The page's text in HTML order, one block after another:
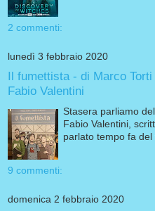
2 commenti:
lunedì 3 febbraio 2020
Il fumettista - di Marco Torti
Fabio Valentini
Stasera parliamo
Fabio Valentini,
parlato tempo fa del
9 commenti:
domenica 2 febbraio 2020